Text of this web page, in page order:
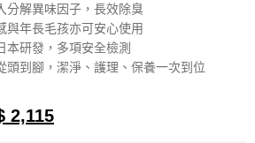
分解異味因子，長效除臭
與年長毛孩亦可安心使用
本研發，多項安全檢測
頭到腳，潔淨、護理、保養一次到位
2,115